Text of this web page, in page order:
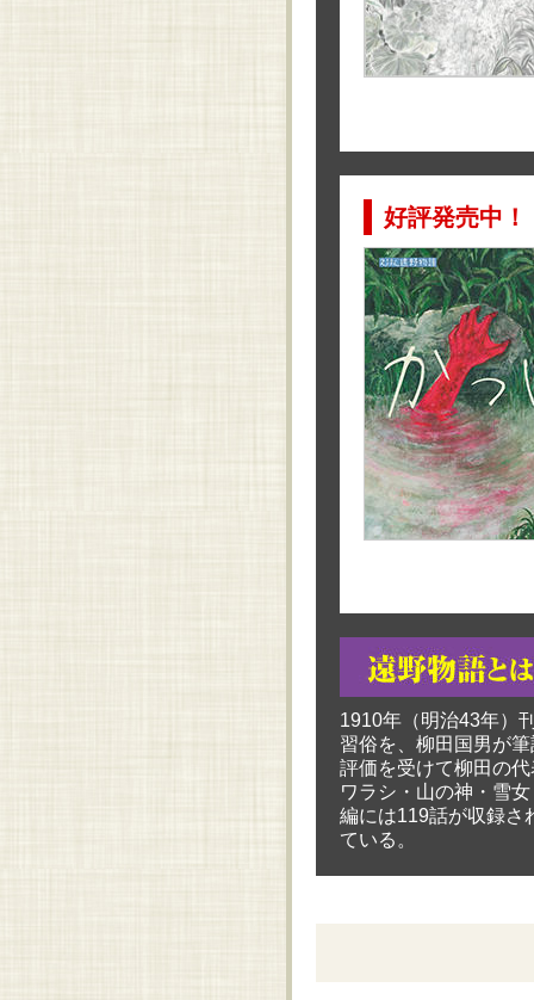
好評発売中！
1910年（明治43年）
習俗を、柳田国男が
評価を受けて柳田の
ワラシ・山の神・雪
編には119話が収録さ
ている。